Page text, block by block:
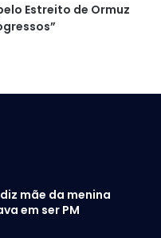
Estreito de Ormuz
mãe da menina
em ser PM